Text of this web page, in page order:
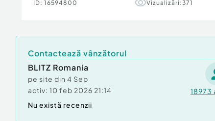
ID: 16594800 Vizualizări:371
Contactează vânzătorul
BLITZ Romania
pe site din 4 Sep
activ: 10 feb 2026 21:14 18973
Nu există recenzii